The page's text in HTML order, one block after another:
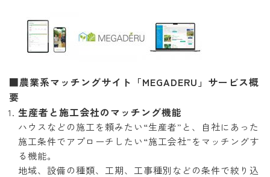
■農業系マッチングサイト「MEGADERU」サービス概
要
生産者と施工会社のマッチング機能
ハウスなどの施工を頼みたい“生産者”と、自社にあった
施工条件でアプローチしたい“施工会社”をマッチングす
る機能。
地域、設備の種類、工期、工事種別などの条件で絞り込